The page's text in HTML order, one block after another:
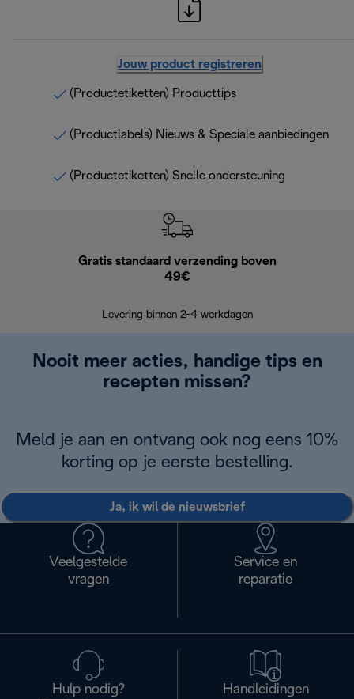
Jouw product registreren
(Productetiketten) Producttips
(Productlabels) Nieuws & Speciale aanbiedingen
(Productetiketten) Snelle ondersteuning
Gratis standaard verzending boven
49€
Levering binnen 2-4 werkdagen
Nooit meer acties, handige tips en
recepten missen?
Meld je aan en ontvang ook nog eens 10%
korting op je eerste bestelling.
Ja, ik wil de nieuwsbrief
Veelgestelde
vragen
Service en
reparatie
Hulp nodig?
Handleidingen